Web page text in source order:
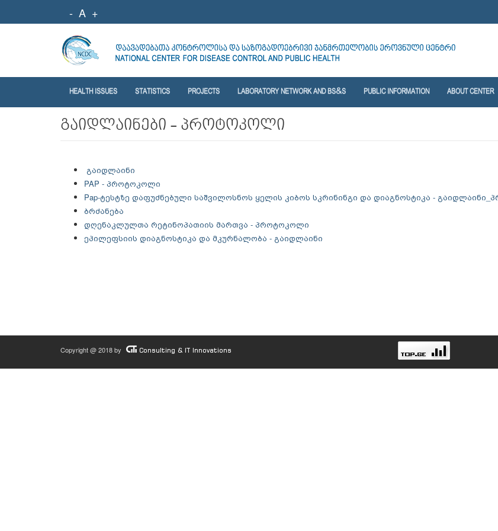
- A +
HEALTH ISSUES STATISTICS PROJECTS LABORATORY NETWORK AND BS&S PUBLIC INFORMATION ABOUT CENTER
გაიდლაინები - პროტოკოლი
გაიდლაინი
PAP - პროტოკოლი
Pap-ტესტზე დაფუძნებული საშვილოსნოს ყელის კიბოს სკრინინგი და დიაგნოსტიკა -
ბრძანება
დღენაკლულთა რეტინოპათიის მართვა - პროტოკოლი
ეპილეფსიის დიაგნოსტიკა და მკურნალობა - გაიდლაინი
Copyright @ 2018 by Consulting & IT Innovations